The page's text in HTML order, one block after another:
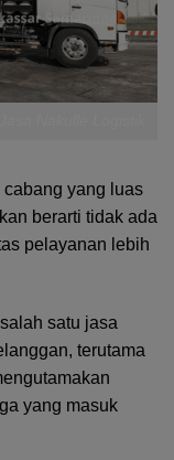
yang luas
berarti tidak ada
pelayanan lebih
satu jasa
terutama
yang masuk